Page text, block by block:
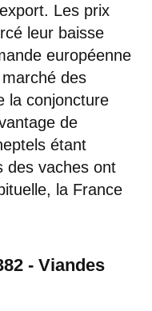
Les prix
leur baisse
européenne
des
la conjoncture
de
étant
des vaches ont
la France
- Viandes